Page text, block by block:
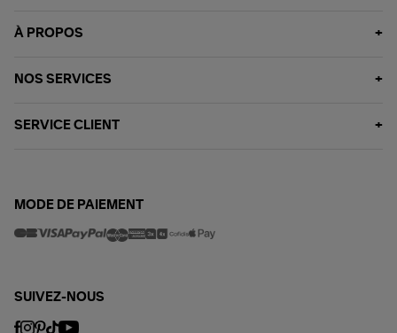
À PROPOS
NOS SERVICES
SERVICE CLIENT
MODE DE PAIEMENT
SUIVEZ-NOUS